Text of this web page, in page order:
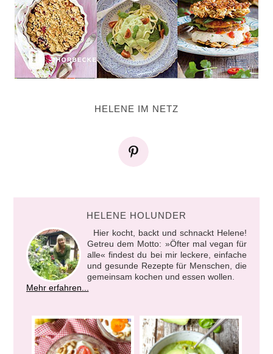
HELENE IM NETZ
HELENE HOLUNDER
Hier kocht, backt und schnackt Helene!
Getreu dem Motto: »Öfter mal vegan für
alle« findest du bei mir leckere, einfache
und gesunde Rezepte für Menschen, die
gemeinsam kochen und essen wollen.
Mehr erfahren...